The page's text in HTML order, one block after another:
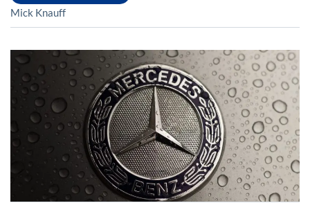
Mick Knauff